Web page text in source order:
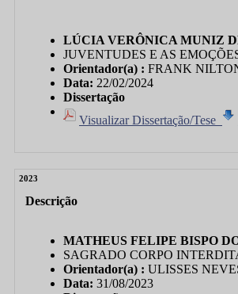
LÚCIA VERÔNICA MUNIZ
JUVENTUDES E AS
Orientador(a) : FRANK
Data: 22/02/2024
Dissertação
Visualizar Dissertação/Tese
2023
Descrição
MATHEUS FELIPE BISPO
SAGRADO CORPO
Orientador(a) : ULISSES
Data: 31/08/2023